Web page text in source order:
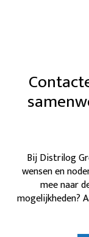
Bij Distrilog
wensen en
mee naar
mogelijkheden?